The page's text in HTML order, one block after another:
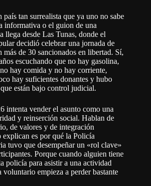
país tan surrealista que ya uno no sabe
informativa o el guion de una
llega desde Las Tunas, donde el
decidió celebrar una jornada de
más de 30 sancionados en libertad. Sí,
escuchando que no hay gasolina,
hay comida y no hay corriente,
hay suficientes donantes y hubo
están bajo control judicial.
intenta vender el asunto como una
y reinserción social. Hablan de
de valores y de integración
es por qué la Policía
tuvo que desempeñar un «rol clave»
Porque cuando alguien tiene
policía para asistir a una actividad
empieza a perder bastante